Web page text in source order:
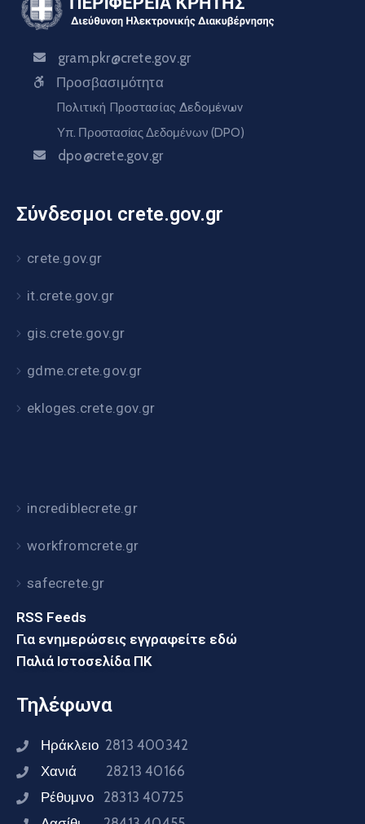
gram.pkr@crete.gov.gr
Προσβασιμότητα
Πολιτική Προστασίας Δεδομένων
Υπ. Προστασίας Δεδομένων (DPO)
dpo@crete.gov.gr
Σύνδεσμοι crete.gov.gr
crete.gov.gr
it.crete.gov.gr
gis.crete.gov.gr
gdme.crete.gov.gr
ekloges.crete.gov.gr
incrediblecrete.gr
workfromcrete.gr
safecrete.gr
RSS Feeds
Για ενημερώσεις εγγραφείτε εδώ
Παλιά Ιστοσελίδα ΠΚ
Τηλέφωνα
Ηράκλειο 2813 400342
Χανιά 28213 40166
Ρέθυμνο 28313 40725